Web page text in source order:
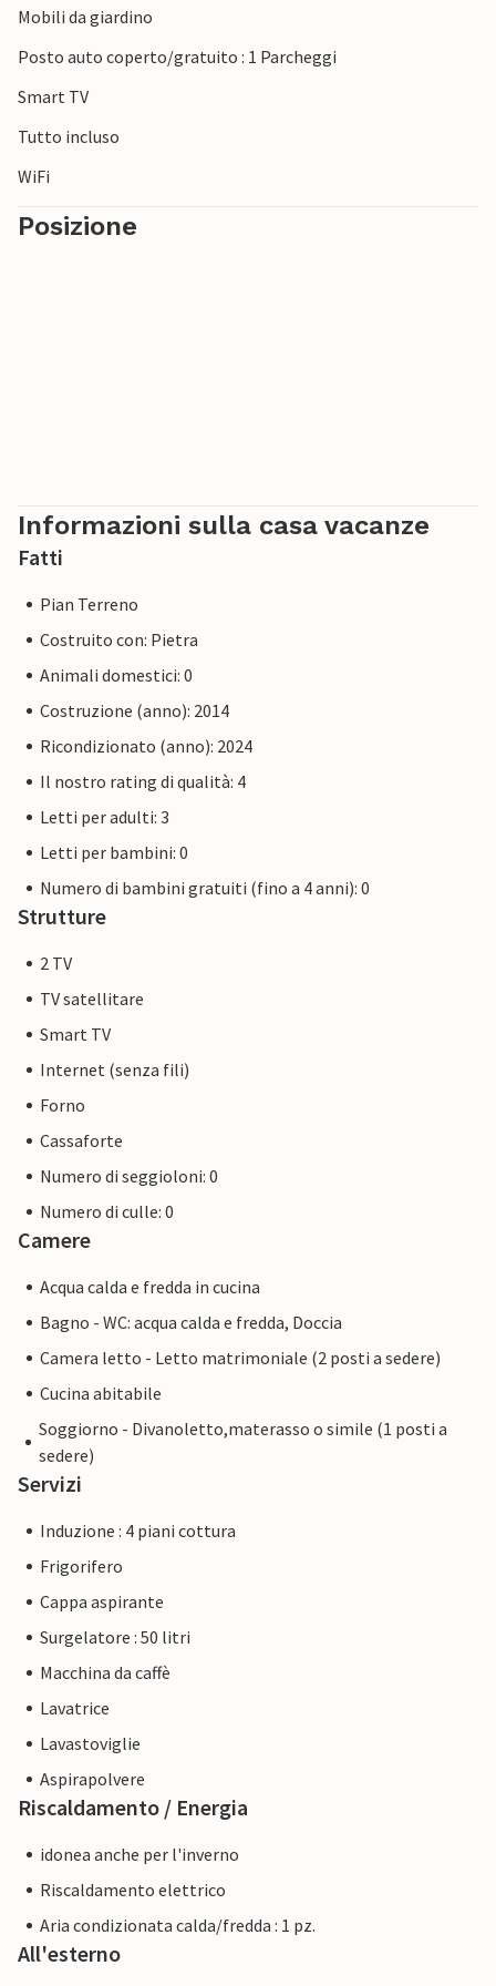
Mobili da giardino
Posto auto coperto/gratuito : 1 Parcheggi
Smart TV
Tutto incluso
WiFi
Posizione
Informazioni sulla casa vacanze
Fatti
Pian Terreno
Costruito con: Pietra
Animali domestici: 0
Costruzione (anno): 2014
Ricondizionato (anno): 2024
Il nostro rating di qualità: 4
Letti per adulti: 3
Letti per bambini: 0
Numero di bambini gratuiti (fino a 4 anni): 0
Strutture
2 TV
TV satellitare
Smart TV
Internet (senza fili)
Forno
Cassaforte
Numero di seggioloni: 0
Numero di culle: 0
Camere
Acqua calda e fredda in cucina
Bagno - WC: acqua calda e fredda, Doccia
Camera letto - Letto matrimoniale (2 posti a sedere)
Cucina abitabile
Soggiorno - Divanoletto,materasso o simile (1 posti a
sedere)
Servizi
Induzione : 4 piani cottura
Frigorifero
Cappa aspirante
Surgelatore : 50 litri
Macchina da caffè
Lavatrice
Lavastoviglie
Aspirapolvere
Riscaldamento / Energia
idonea anche per l'inverno
Riscaldamento elettrico
Aria condizionata calda/fredda : 1 pz.
All'esterno